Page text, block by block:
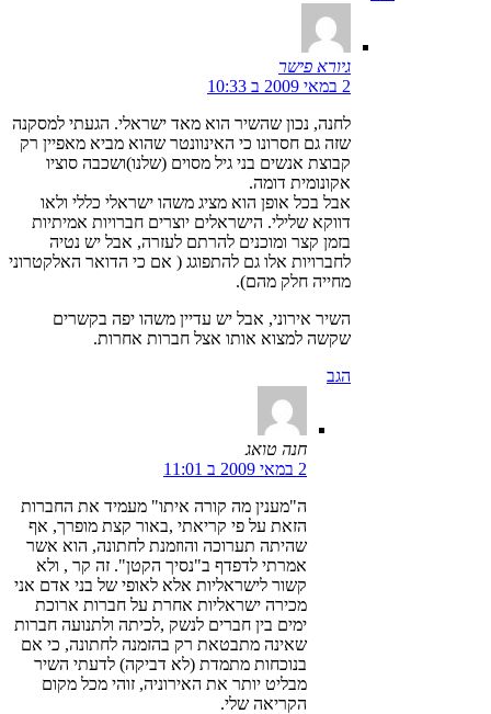
גיורא פישר
2 במאי 2009 ב 10:33
לחנה, נכון שהשיר הוא מאד ישראלי. הגעתי למסקנה
שזה גם חסרונו כי האינוונטר שהוא מביא מאפיין רק
קבוצת אנשים בני גיל מסוים (שלנו)ושכבה סוציו
אקונומית דומה.
אבל בכל אופן הוא מציג משהו ישראלי כללי ולאו
דווקא שלילי. הישראלים יוצרים חברויות אמיתיות
בזמן קצר ומוכנים להרתם לעזרה, אבל יש נטיה
לחברויות אלו גם להתפוגג ( אם כי הדואר האלקטרוני
מחייה חלק מהם).
השיר אירוני, אבל יש עדיין משהו יפה בקשרים
שקשה למצוא אותו אצל חברות אחרות.
הגב
חנה טואג
2 במאי 2009 ב 11:01
ה"מענין מה קורה איתו" מעמיד את החברות
הזאת על פי קריאתי ,באור קצת מופרך, אף
שהיתה תערוכה והוזמנת לחתונה, הוא אשר
אמרתי לדפדף ב"נסיך הקטן". זה קר , ולא
קשור לישראליות אלא לאופי של בני אדם אני
מכירה ישראליות אחרת על חברות ארוכת
ימים בין חברים לנשק ,לכיתה ולתנועה חברות
שאינה מתבטאת רק בהזמנה לחתונה, כי אם
בנוכחות מתמדת (לא דביקה) לדעתי השיר
מבליט יותר את האירוניה, זוהי מכל מקום
הקריאה שלי.